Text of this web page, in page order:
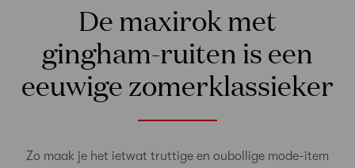
De maxirok met
gingham-ruiten is een
eeuwige zomerklassieker
Zo maak je het ietwat truttige en oubollige mode-item